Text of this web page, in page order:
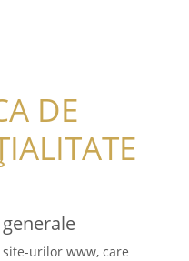
DE
urilor www, care